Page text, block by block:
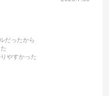
だったから
やすかった